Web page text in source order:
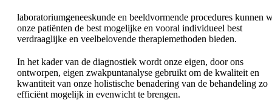
laboratoriumgeneeskunde en beeldvormende procedures kunnen
onze patiënten de best mogelijke en vooral individueel best
verdraaglijke en veelbelovende therapiemethoden bieden.
In het kader van de diagnostiek wordt onze eigen, door ons
ontworpen, eigen zwakpuntanalyse gebruikt om de kwaliteit en
kwantiteit van onze holistische benadering van de behandeling zo
efficiënt mogelijk in evenwicht te brengen.